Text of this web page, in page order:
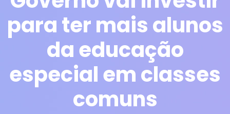
para ter mais alunos
da educação
especial em classes
comuns